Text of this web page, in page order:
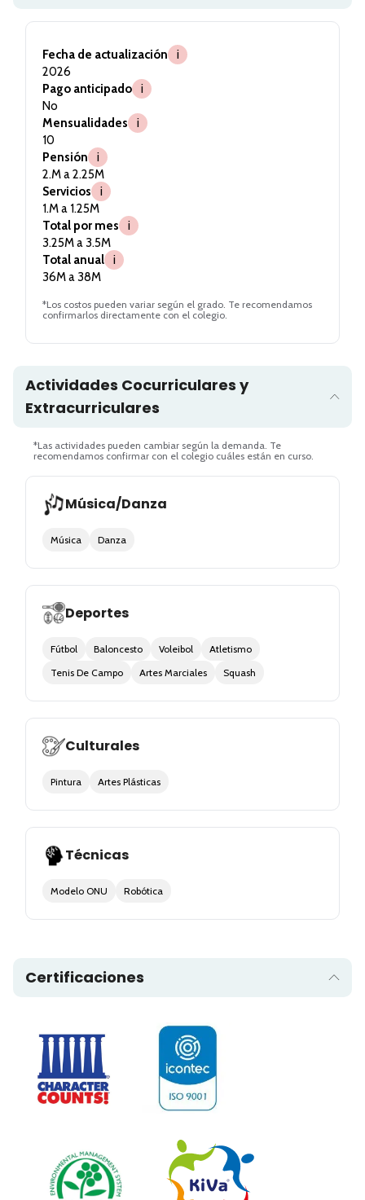
Fecha de actualización
i
2026
Pago anticipado
i
No
Mensualidades
i
10
Pensión
i
2.M a 2.25M
Servicios
i
1.M a 1.25M
Total por mes
i
3.25M a 3.5M
Total anual
i
36M a 38M
*Los costos pueden variar según el grado. Te recomendamos
confirmarlos directamente con el colegio.
Actividades Cocurriculares y
Extracurriculares
*Las actividades pueden cambiar según la demanda. Te
recomendamos confirmar con el colegio cuáles están en curso.
Música/Danza
Música Danza
Deportes
Fútbol Baloncesto Voleibol
Atletismo
Tenis De Campo
Artes Marciales Squash
Culturales
Pintura Artes Plásticas
Técnicas
Modelo ONU Robótica
Certificaciones